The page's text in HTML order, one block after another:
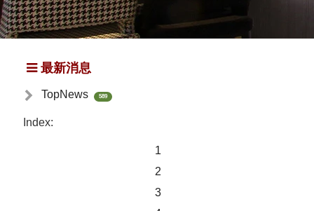
最新消息
TopNews 589
Index:
1
2
3